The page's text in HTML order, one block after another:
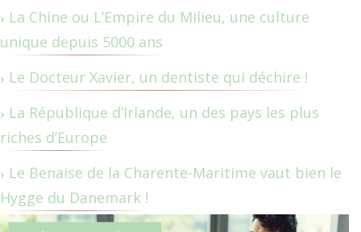
La Chine ou L’Empire du Milieu, une culture
unique depuis 5000 ans
Le Docteur Xavier, un dentiste qui déchire !
La République d’Irlande, un des pays les plus
riches d’Europe
Le Benaise de la Charente-Maritime vaut bien le
Hygge du Danemark !